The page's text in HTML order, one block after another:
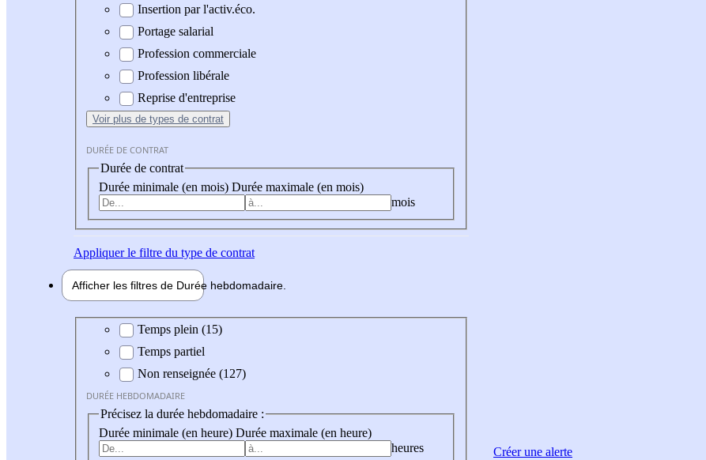
Insertion par l'activ.éco.
Portage salarial
Profession commerciale
Profession libérale
Reprise d'entreprise
Voir plus de types de contrat
DURÉE DE CONTRAT
Durée de contrat
Durée minimale (en mois) Durée maximale (en mois)
mois
Appliquerle filtre du type de contrat
Afficher les filtres de Durée hebdomadaire
Durée hebdomadaire
Temps plein (15)
Temps partiel
Non renseignée (127)
DURÉE HEBDOMADAIRE
Précisez la durée hebdomadaire :
Durée minimale (en heure) Durée maximale (en heure)
heures
Créer une alerte